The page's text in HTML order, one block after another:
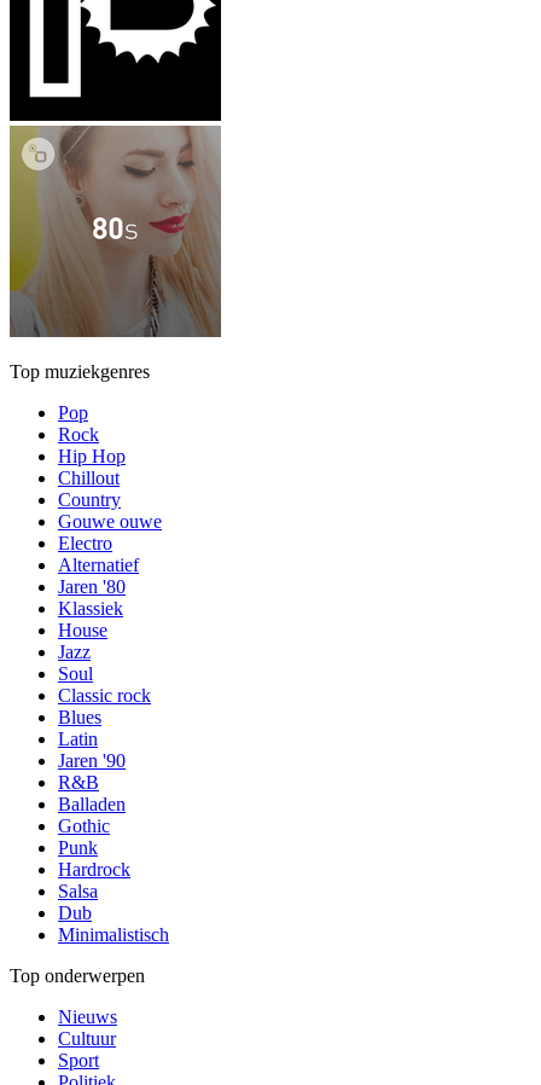
Top muziekgenres
Pop
Rock
Hip Hop
Chillout
Country
Gouwe ouwe
Electro
Alternatief
Jaren '80
Klassiek
House
Jazz
Soul
Classic rock
Blues
Latin
Jaren '90
R&B
Balladen
Gothic
Punk
Hardrock
Salsa
Dub
Minimalistisch
Top onderwerpen
Nieuws
Cultuur
Sport